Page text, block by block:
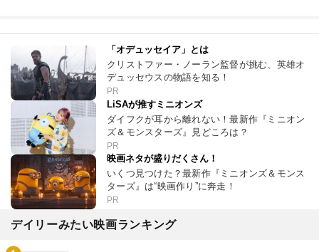
「オデュッセイア」とは
クリストファー・ノーラン監督が挑む、英雄オ
デュッセウスの物語を知る！
PR
LiSAが推すミニオンズ
ダイフクが耳から離れない！最新作『ミニオン
ズ＆モンスターズ』見どころは？
PR
映画ネタが盛りだくさん！
いくつ見つけた？最新作『ミニオンズ＆モンス
ターズ』は“映画作り”に奔走！
PR
デイリーみたい映画ランキング